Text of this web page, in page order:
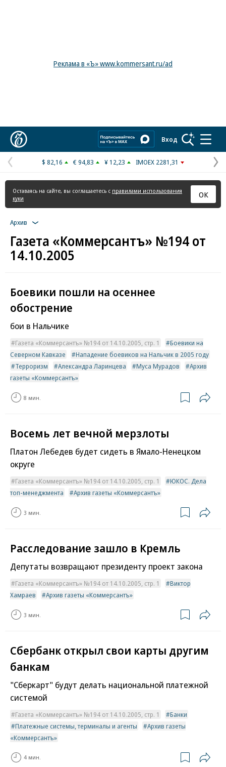
Реклама в «Ъ» www.kommersant.ru/ad
Вход
Предыдущая
страница
$ 82,16 € 94,83 ¥ 12,23 IMOEX 2281,31
Оставаясь на сайте, вы соглашаетесь с правилами использования
куки
ОК
Архив
Газета «Коммерсантъ» №194 от
14.10.2005
Боевики пошли на осеннее
обострение
бои в Нальчике
Газета «Коммерсантъ» №194 от 14.10.2005, стр. 1
Боевики на
Северном Кавказе
Нападение боевиков на Нальчик в 2005 году
Терроризм
Александра Ларинцева Муса Мурадов
Архив
газеты «Коммерсантъ»
8 мин.
Восемь лет вечной мерзлоты
Платон Лебедев будет сидеть в Ямало-Ненецком
округе
Газета «Коммерсантъ» №194 от 14.10.2005, стр. 1
ЮКОС. Дела
топ-менеджмента
Архив газеты «Коммерсантъ»
3 мин.
Расследование зашло в Кремль
Депутаты возвращают президенту проект закона
Газета «Коммерсантъ» №194 от 14.10.2005, стр. 1
Виктор
Хамраев
Архив газеты «Коммерсантъ»
3 мин.
Сбербанк открыл свои карты другим
банкам
"Сберкарт" будут делать национальной платежной
системой
Газета «Коммерсантъ» №194 от 14.10.2005, стр. 1
Банки
Платежные системы, терминалы и агенты
Архив газеты
«Коммерсантъ»
4 мин.